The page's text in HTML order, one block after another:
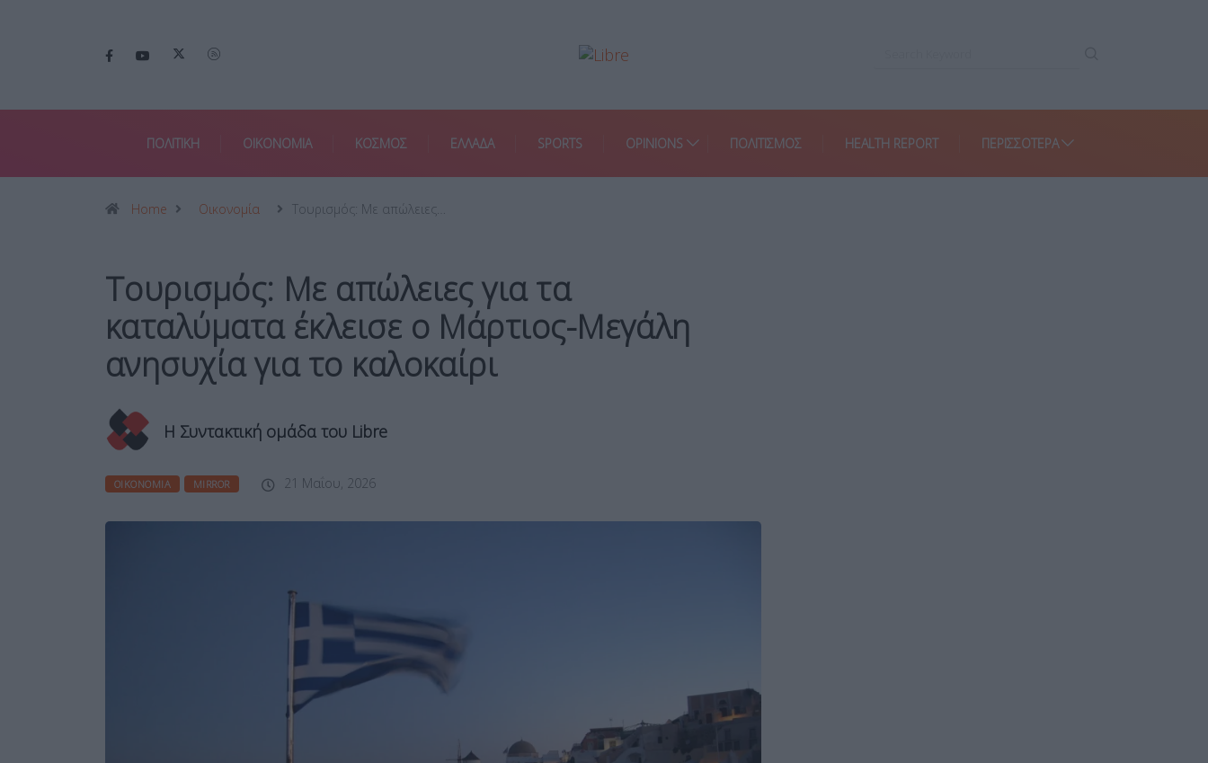
ΠΟΛΙΤΙΚΗ ΟΙΚΟΝΟΜΙΑ ΚΟΣΜΟΣ ΕΛΛΑΔΑ SPORTS OPINIONS ΠΟΛΙΤΙΣΜΟΣ HEALTH REPORT ΠΕΡΙΣΣΌΤΕΡΑ
Home Οικονομία Τουρισμός: Με απώλειες…
Τουρισμός: Με απώλειες για τα
καταλύματα έκλεισε ο Μάρτιος-Μεγάλη
ανησυχία για το καλοκαίρι
Η Συντακτική ομάδα του Libre
ΟΙΚΟΝΟΜΊΑ MIRROR 21 Μαΐου, 2026